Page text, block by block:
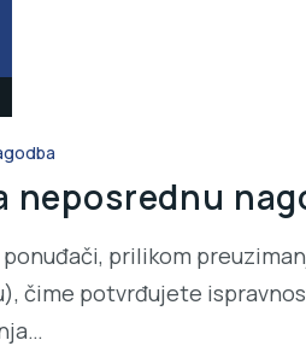
neposrednu
prilikom
čime potvrđujete